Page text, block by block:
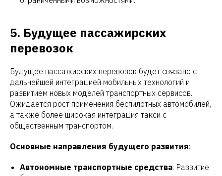
5. Будущее пассажирских
перевозок
Будущее пассажирских перевозок будет связано с
дальнейшей интеграцией мобильных технологий и
развитием новых моделей транспортных сервисов.
Ожидается рост применения беспилотных автомобилей,
а также более широкая интеграция такси с
общественным транспортом.
Основные направления будущего развития:
Автономные транспортные средства: Развитие